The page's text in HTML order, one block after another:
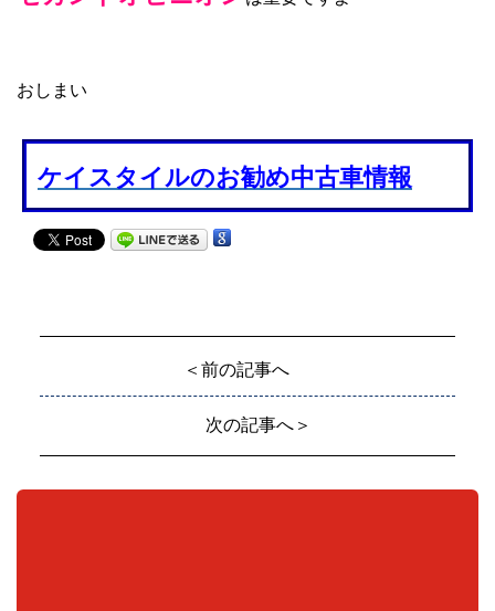
おしまい
ケイスタイルのお勧め中古車情報
＜前の記事へ
次の記事へ＞